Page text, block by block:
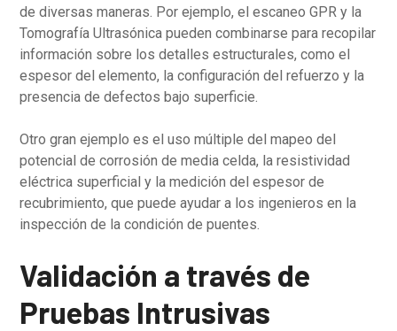
de diversas maneras. Por ejemplo, el escaneo GPR y la
Tomografía Ultrasónica pueden combinarse para recopilar
información sobre los detalles estructurales, como el
espesor del elemento, la configuración del refuerzo y la
presencia de defectos bajo superficie.
Otro gran ejemplo es el uso múltiple del mapeo del
potencial de corrosión de media celda, la resistividad
eléctrica superficial y la medición del espesor de
recubrimiento, que puede ayudar a los ingenieros en la
inspección de la condición de puentes.
Validación a través de
Pruebas Intrusivas